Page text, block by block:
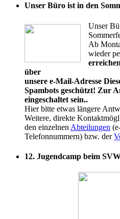
Unser Büro ist in den
Unser
Ab
wieder
über
unsere e-Mail-Adresse
Spambots geschützt! Zur
eingeschaltet sein..
Hier bitte etwas längere
Weitere, direkte
den einzelnen Abteilungen
Telefonnummern) bzw. der
12. Jugendcamp beim